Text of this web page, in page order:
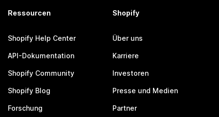
Ressourcen
Shopify Help Center
API-Dokumentation
Shopify Community
Shopify Blog
Forschung
Shopify
Über uns
Karriere
Investoren
Presse und Medien
Partner